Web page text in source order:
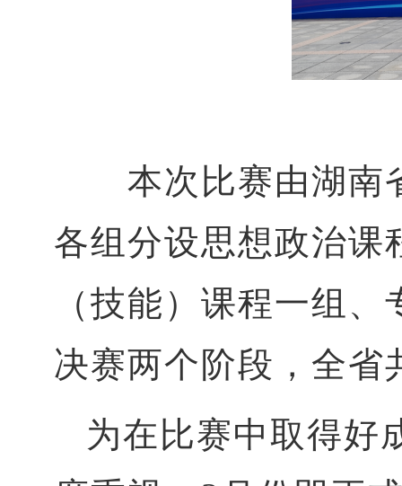
本次比赛由湖南
各组分设思想政治课
（技能）课程一组
决赛两个阶段，全省
为在比赛中取得好